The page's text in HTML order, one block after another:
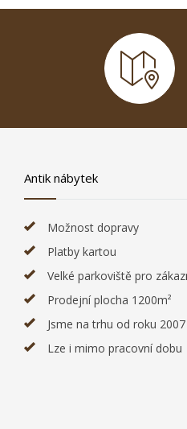
Antik nábytek
Možnost dopravy
Platby kartou
Velké parkoviště pro
Prodejní plocha 1200m²
Jsme na trhu od roku 2007
Lze i mimo pracovní dobu